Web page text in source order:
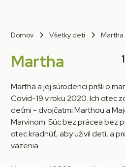
Domov Všetky deti Martha
Martha
Martha a jej súrodenci prišli o
Covid-19 v roku 2020. Ich otec
deťmi - dvojčatmi Marthou a
Marvinom. Súc bez prácea bez
otec kradnúť, aby uživil deti, a
väzenia.